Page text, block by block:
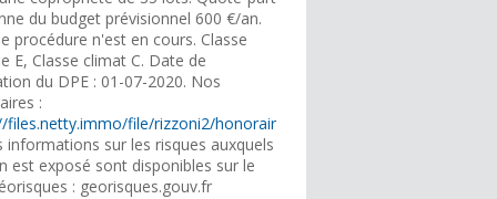
du budget prévisionnel 600 €/an.
procédure n'est en cours. Classe
E, Classe climat C. Date de
du DPE : 01-07-2020. Nos
:
files.netty.immo/file/rizzoni2/honorair
informations sur les risques auxquels
est exposé sont disponibles sur le
: georisques.gouv.fr